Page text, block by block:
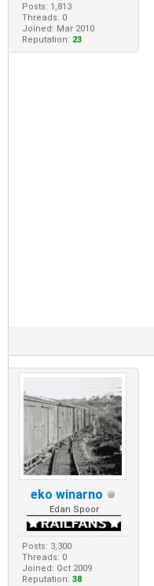
Posts: 1,813
Threads: 0
Joined: Mar 2010
Reputation: 23
eko winarno
Edan Spoor
Posts: 3,300
Threads: 0
Joined: Oct 2009
Reputation: 38